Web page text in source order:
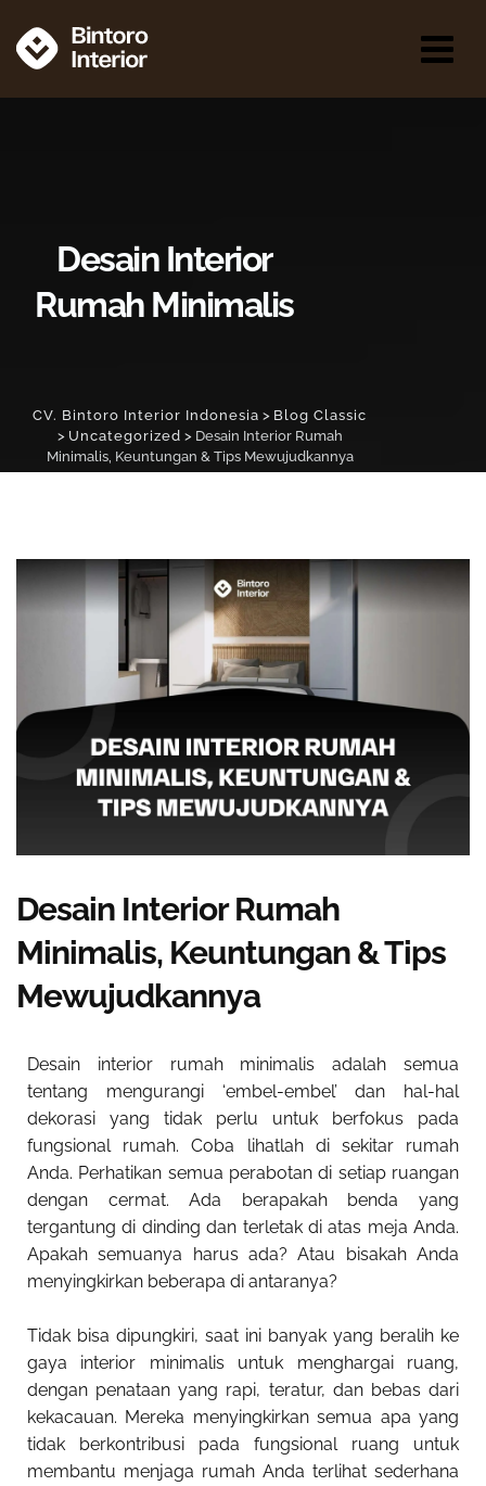
Desain Interior
Rumah Minimalis
CV. Bintoro Interior Indonesia > Blog Classic
> Uncategorized > Desain Interior Rumah
Minimalis, Keuntungan & Tips Mewujudkannya
Desain Interior Rumah
Minimalis, Keuntungan & Tips
Mewujudkannya
Desain interior rumah minimalis adalah semua
tentang mengurangi ‘embel-embel’ dan hal-hal
dekorasi yang tidak perlu untuk berfokus pada
fungsional rumah. Coba lihatlah di sekitar rumah
Anda. Perhatikan semua perabotan di setiap ruangan
dengan cermat. Ada berapakah benda yang
tergantung di dinding dan terletak di atas meja Anda.
Apakah semuanya harus ada? Atau bisakah Anda
menyingkirkan beberapa di antaranya?
Tidak bisa dipungkiri, saat ini banyak yang beralih ke
gaya interior minimalis untuk menghargai ruang,
dengan penataan yang rapi, teratur, dan bebas dari
kekacauan. Mereka menyingkirkan semua apa yang
tidak berkontribusi pada fungsional ruang untuk
membantu menjaga rumah Anda terlihat sederhana